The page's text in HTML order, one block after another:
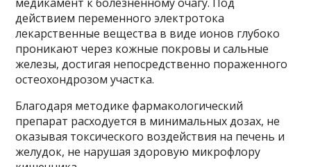
действием переменного электротока
лекарственные вещества в виде ионов глубоко
проникают через кожные покровы и сальные
железы, достигая непосредственно пораженного
остеохондрозом участка.
Благодаря методике фармакологический
препарат расходуется в минимальных дозах, не
оказывая токсического воздействия на печень и
желудок, не нарушая здоровую микрофлору